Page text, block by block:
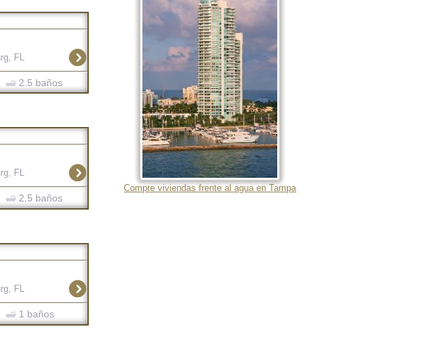
FL
2.5 baños
FL
2.5 baños
FL
1 baños
Compre viviendas frente al agua en Tampa